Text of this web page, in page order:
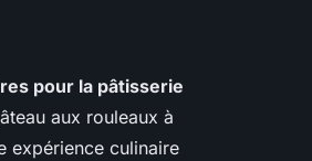
pour la pâtisserie
aux rouleaux à
expérience culinaire